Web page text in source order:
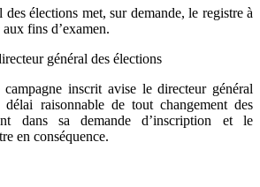
élections met, sur demande, le registre à
fins d’examen.
général des élections
campagne inscrit avise le directeur général
raisonnable de tout changement des
dans sa demande d’inscription et le
en conséquence.